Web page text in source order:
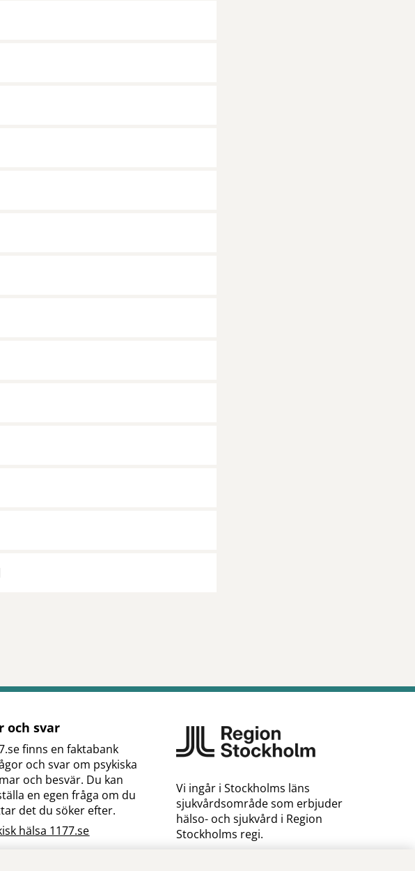
och svar
finns en faktabank
och svar om psykiska
och besvär. Du kan
en egen fråga om du
det du söker efter.
hälsa 1177.se
Vi ingår i Stockholms läns
sjukvårdsområde som erbjuder
hälso- och sjukvård i Region
Stockholms regi.